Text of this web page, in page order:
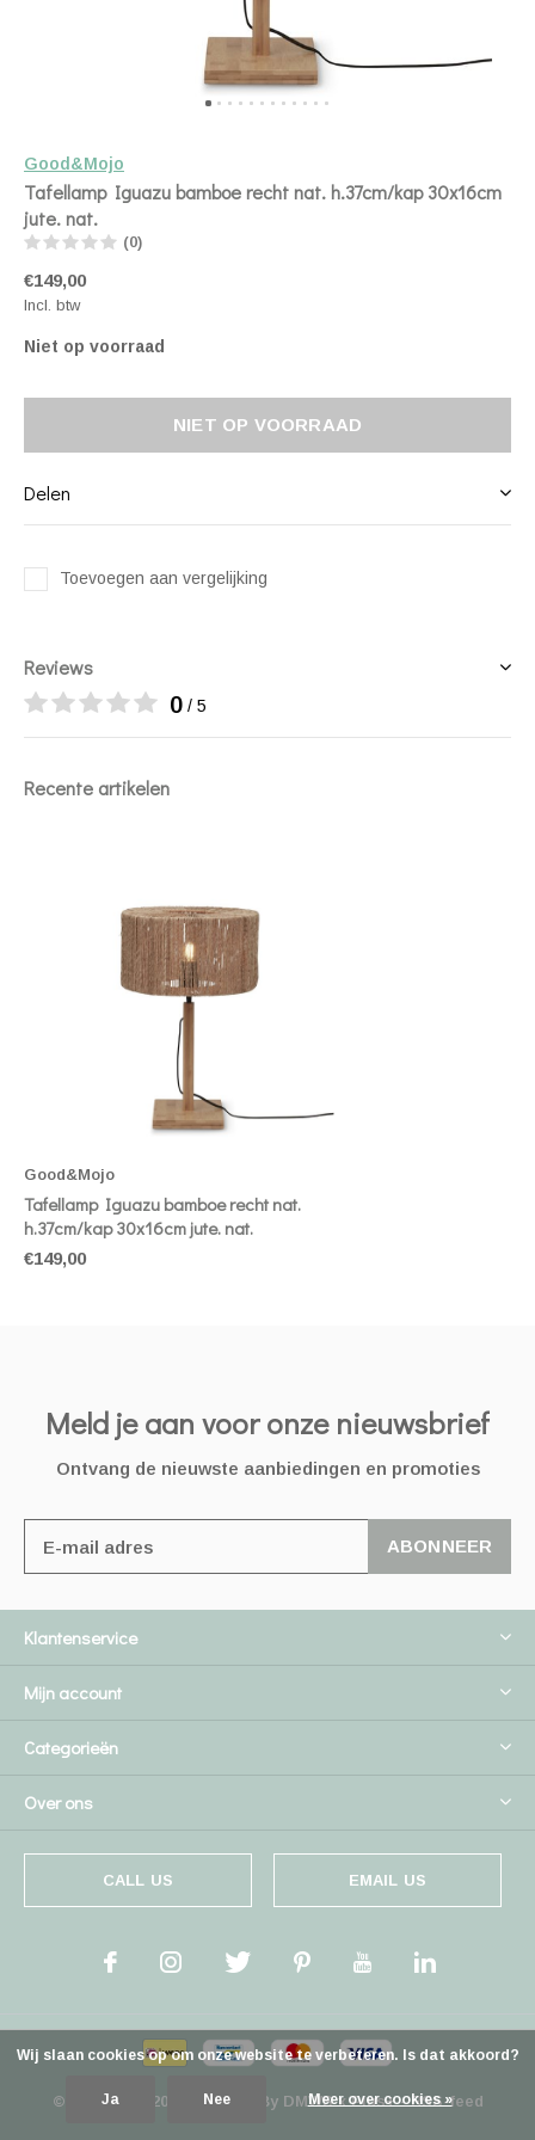
Good&Mojo
Tafellamp Iguazu bamboe recht nat. h.37cm/kap 30x16cm
jute. nat.
(0)
€149,00
Incl. btw
Niet op voorraad
NIET OP VOORRAAD
Delen
Toevoegen aan vergelijking
Reviews
0 / 5
Recente artikelen
Good&Mojo
Tafellamp Iguazu bamboe recht nat.
h.37cm/kap 30x16cm jute. nat.
€149,00
Meld je aan voor onze nieuwsbrief
Ontvang de nieuwste aanbiedingen en promoties
ABONNEER
Klantenservice
Mijn account
Categorieën
Over ons
CALL US EMAIL US
© Copyright 2026 - Theme By DMWSxPlus+-RSS-feed
Wij slaan cookies op om onze website te verbeteren. Is dat akkoord?
Ja Nee Meer over cookies »